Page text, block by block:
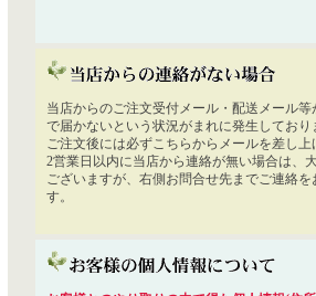
当店からのご注文受付メール・配送メール等
で届かないという状況がまれに発生しており
ご注文後には必ずこちらからメールを差し上
2営業日以内に当店から連絡が無い場合は、
ございますが、右側お問合せ先までご連絡を
す。